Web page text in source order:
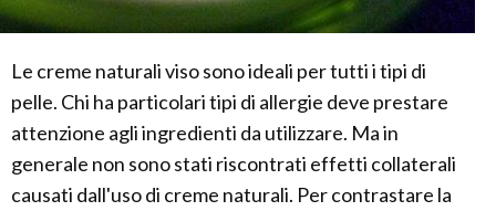
Le creme naturali viso sono ideali per tutti i tipi di
pelle. Chi ha particolari tipi di allergie deve prestare
attenzione agli ingredienti da utilizzare. Ma in
generale non sono stati riscontrati effetti collaterali
causati dall'uso di creme naturali. Per contrastare la